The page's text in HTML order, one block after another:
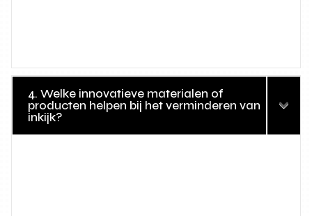
4. Welke innovatieve materialen of
producten helpen bij het verminderen van
inkijk?